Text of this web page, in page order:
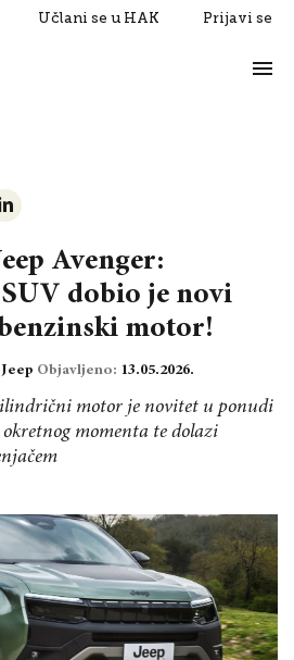
Učlani se u HAK Prijavi se
Avenger:
dobio je novi
motor!
Jeep Objavljeno: 13.05.2026.
motor je novitet u ponudi
momenta te dolazi